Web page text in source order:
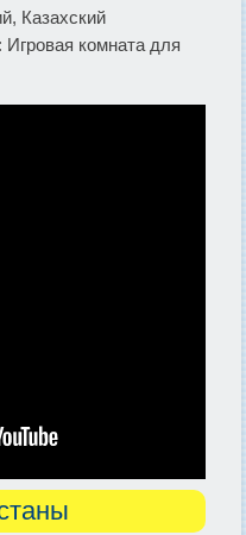
Казахский
: Игровая комната для